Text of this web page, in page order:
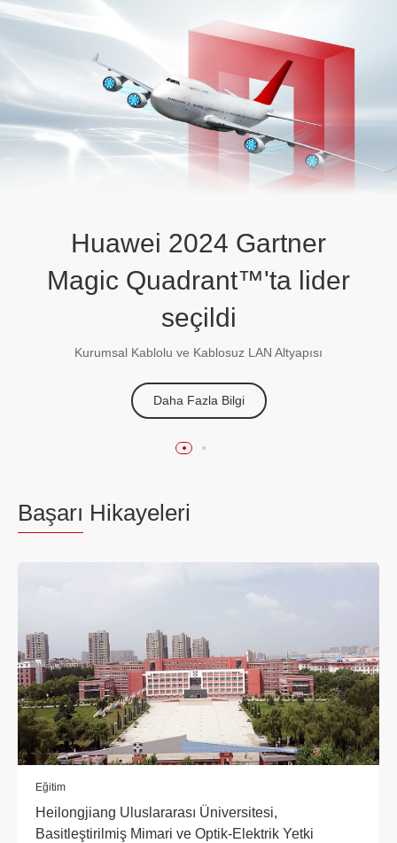
Huawei 2024 Gartner
Magic Quadrant™'ta lider
seçildi
Kurumsal Kablolu ve Kablosuz LAN Altyapısı
Daha Fazla Bilgi
Huawei SD-WAN
Recognized as a Gartner®
Peer Insights™ Customers'
Choice
Learn More
Başarı Hikayeleri
Eğitim
Heilongjiang Uluslararası Üniversitesi,
Basitleştirilmiş Mimari ve Optik-Elektrik Yetki